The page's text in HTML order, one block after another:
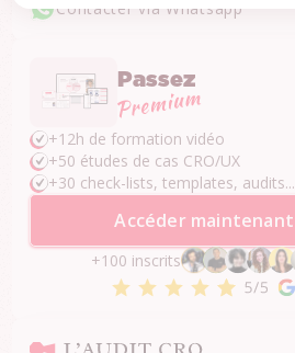
Contacter via Whatsapp
Passez
+12h de formation vidéo
+50 études de cas CRO/UX
+30 check-lists, templates, audits...
Accéder maintenant
+100 inscrits